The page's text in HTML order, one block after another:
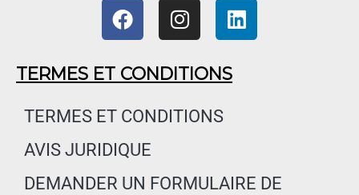
F
a
e
b
o
k
I
n
t
a
g
m
L
i
TERMES ET CONDITIONS
TERMES ET CONDITIONS
AVIS JURIDIQUE
DEMANDER UN FORMULAIRE DE